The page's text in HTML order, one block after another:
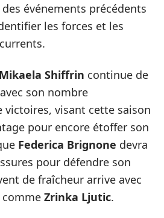
événements précédents
les forces et les
Mikaela Shiffrin continue de
son nombre
victoires, visant cette saison
pour encore étoffer son
Federica Brignone devra
pour défendre son
de fraîcheur arrive avec
Zrinka Ljutic.